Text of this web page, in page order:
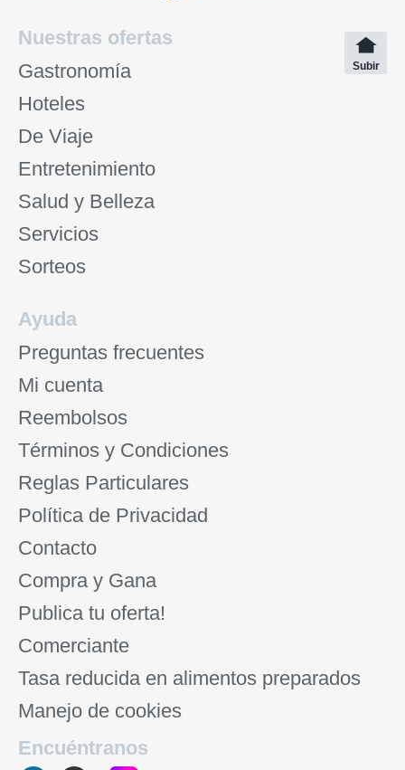
Nuestras ofertas
Gastronomía
Hoteles
De Viaje
Entretenimiento
Salud y Belleza
Servicios
Sorteos
Subir
Ayuda
Preguntas frecuentes
Mi cuenta
Reembolsos
Términos y Condiciones
Reglas Particulares
Política de Privacidad
Contacto
Compra y Gana
Publica tu oferta!
Comerciante
Tasa reducida en alimentos preparados
Manejo de cookies
Encuéntranos